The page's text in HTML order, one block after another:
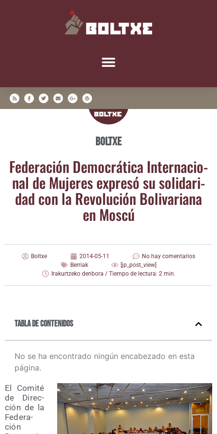
Boltxe
Fede­ra­ción Demo­crá­ti­ca Inter­na­cio­
nal de Muje­res expre­só su soli­da­ri­
dad con la Revo­lu­ción Boli­va­ria­na
en Moscú
Boltxe 2014-05-11
No hay comentarios
Berriak
[jp_post_view]
Irakurtzeko denbora / Tiempo de lectura: 2 min.
Tabla de contenidos
No se ha encontrado ningún encabezado en esta
página.
El Comi­té
de Direc­
ción de la
Fede­ra­
ción